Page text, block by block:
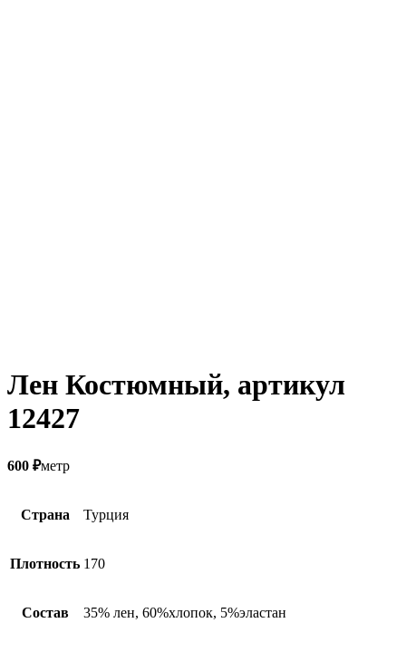
Лен Костюмный, артикул
12427
600 ₽метр
Страна Турция
Плотность 170
Состав 35% лен, 60%хлопок, 5%эластан